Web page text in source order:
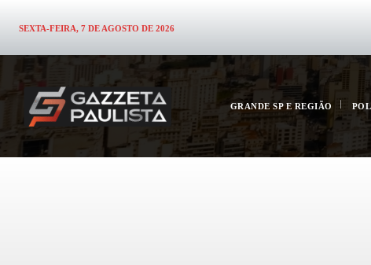
SEXTA-FEIRA, 7 DE AGOSTO DE 2026
GRANDE SP E REGIÃO